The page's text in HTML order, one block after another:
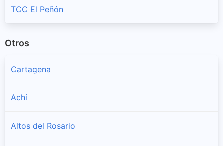
TCC El Peñón
Otros
Cartagena
Achí
Altos del Rosario